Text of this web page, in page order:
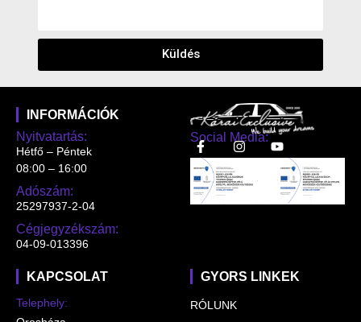
Küldés
Social Media:
INFORMÁCIÓK
Nyitvatartás:
Hétfő – Péntek
08:00 – 16:00
Adószám:
25297937-2-04
Cégjegyzékszám:
04-09-013396
GYORS LINKEK
RÓLUNK
KAPCSOLAT
Telephely: